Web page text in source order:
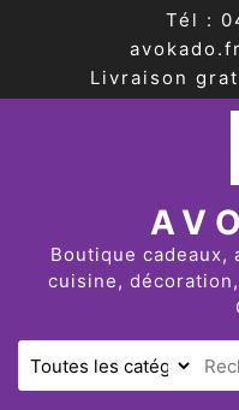
Tél :
Livraison
Boutique
cuisine,